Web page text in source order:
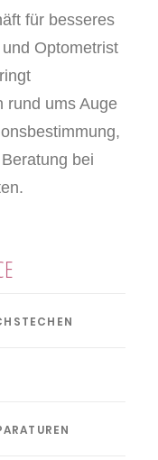
für besseres
Optometrist
rund ums Auge
bei